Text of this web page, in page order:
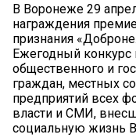
В Воронеже 29
награждения
признания
Ежегодный конкурс
общественного и
граждан, местных
предприятий всех
власти и СМИ,
социальную жизнь